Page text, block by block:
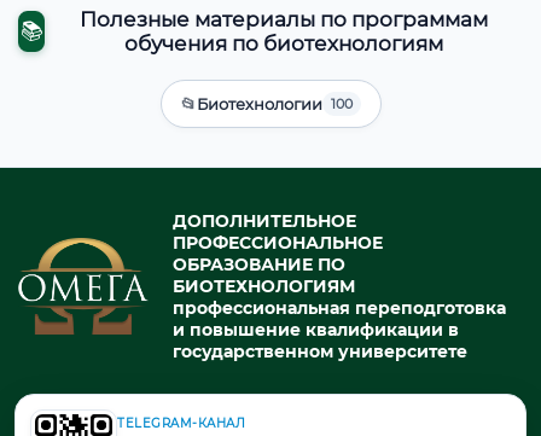
📚
Полезные материалы по программам
обучения по биотехнологиям
📂Биотехнологии 100
ДОПОЛНИТЕЛЬНОЕ
ПРОФЕССИОНАЛЬНОЕ
ОБРАЗОВАНИЕ ПО
БИОТЕХНОЛОГИЯМ
профессиональная переподготовка
и повышение квалификации в
государственном университете
TELEGRAM-КАНАЛ